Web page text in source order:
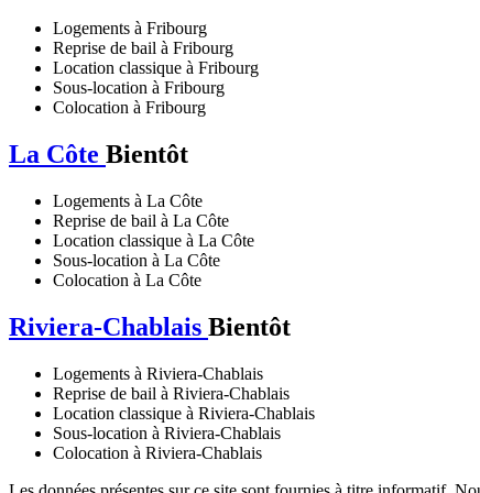
Logements à Fribourg
Reprise de bail à Fribourg
Location classique à Fribourg
Sous-location à Fribourg
Colocation à Fribourg
La Côte Bientôt
Logements à La Côte
Reprise de bail à La Côte
Location classique à La Côte
Sous-location à La Côte
Colocation à La Côte
Riviera-Chablais Bientôt
Logements à Riviera-Chablais
Reprise de bail à Riviera-Chablais
Location classique à Riviera-Chablais
Sous-location à Riviera-Chablais
Colocation à Riviera-Chablais